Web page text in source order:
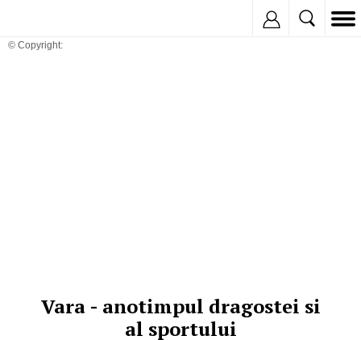
© Copyright:
Vara - anotimpul dragostei si
al sportului